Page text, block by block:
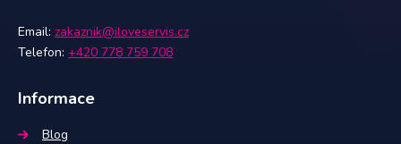
Email: zakaznik@iloveservis.cz
Telefon: +420 778 759 708
Informace
Blog